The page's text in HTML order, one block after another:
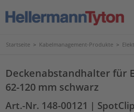
Startseite > Kabelmanagement-Produkte >
Deckenabstandhalter für
62-120 mm schwarz
Art.-Nr. 148-00121 |